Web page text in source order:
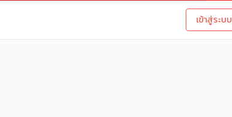
เข้าสู่ระบบ